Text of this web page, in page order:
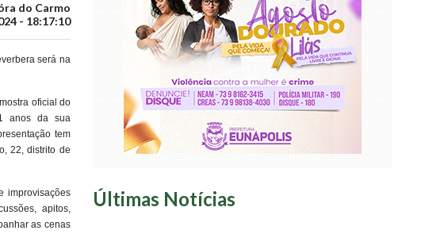
do Carmo
- 18:17:10
será na
oficial do
anos da sua
tem
22, distrito de
improvisações
apitos,
as cenas
Últimas Notícias